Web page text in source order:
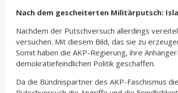
Nach dem gescheiterten Militärputsch:
Nachdem der Putschversuch allerdings
versuchen. Mit diesem Bild, das sie zu
Somit haben die AKP-Regierung, ihre
demokratiefeindlichen Politik geschaffen.
Da die Bündnispartner des AKP-Faschismus